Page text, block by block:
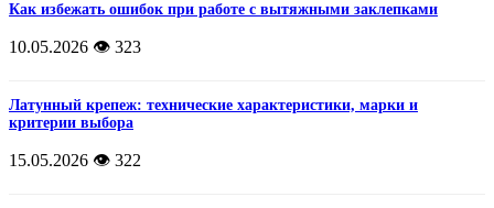
Как избежать ошибок при работе с вытяжными заклепками
10.05.2026 👁️ 323
Латунный крепеж: технические характеристики, марки и
критерии выбора
15.05.2026 👁️ 322